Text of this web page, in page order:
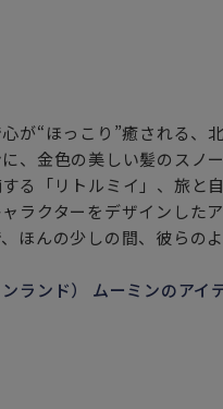
」
ブン・食器洗い乾燥機・
が“ほっこり”癒される、
、金色の美しい髪のスノ
る「リトルミイ」、旅と
ラクターをデザインした
ほんの少しの間、彼らの
ランド） ムーミンのアイ